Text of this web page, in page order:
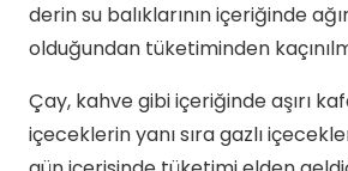
derin su balıklarının içeriğinde
olduğundan tüketiminden
Çay, kahve gibi içeriğinde aşırı
içeceklerin yanı sıra gazlı